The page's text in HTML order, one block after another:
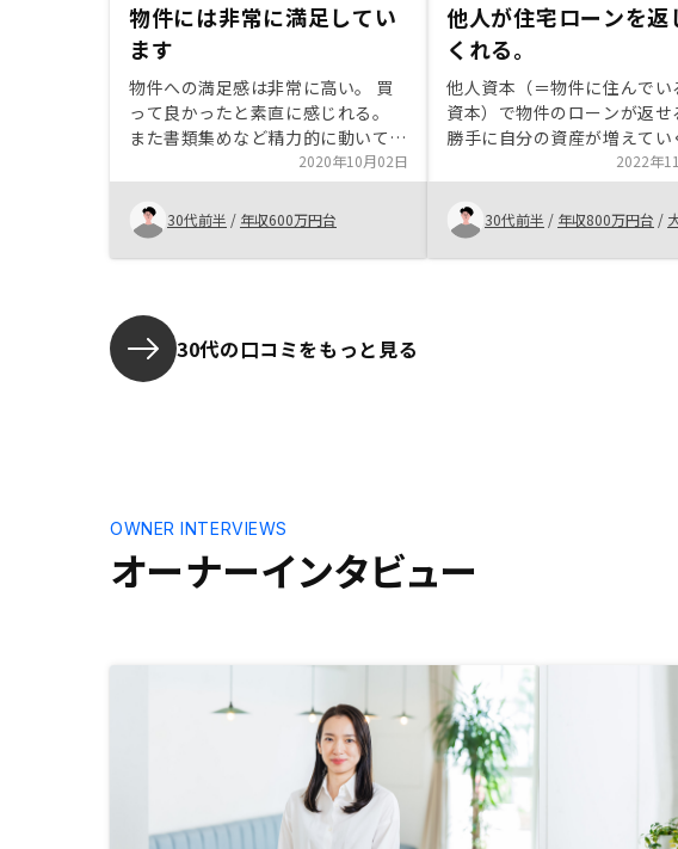
物件には非常に満足してい
ます
物件への満足感は非常に高い。 買
って良かったと素直に感じれる。
また書類集めなど精力的に動いて頂
いた。購入に至る全体像の説明が全
くできていない。時間・入金・書類
集め等。 担当者は知識がありそう
なだけに残念。 物件に対する信頼
はとてもできたが、購入する前まで
るレベル感に全く達していない。
2020年10月02日
30代前半 / 年収600万円台
他人が住宅ローンを返
くれる。
他人資本（＝物件に住んでい
資本）で物件のローンが返せ
勝手に自分の資産が増えてい
いうのが魅力的でした。常
もしれませんが物件購入後発
固定資産税や火災保険など
する段階まで特に話題に出な
ので、事前に話していて下さ
2022年
30代前半 / 年収800万円台 /
30代の口コミをもっと見る
オーナーインタビュー
OWNER INTERVIEWS